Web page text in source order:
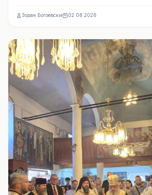
Зоран Богоевски 02.08.2026